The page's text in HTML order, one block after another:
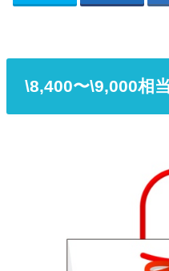
\8,400〜\9,000相